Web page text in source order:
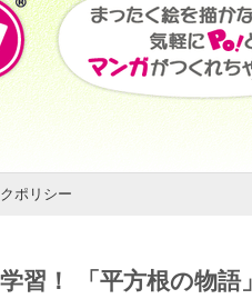
ポリシー
習！ 「平方根の物語」